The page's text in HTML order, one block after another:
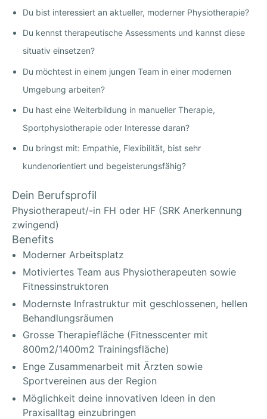
Du bist interessiert an aktueller, moderner Physiotherapie?
Du kennst therapeutische Assessments und kannst diese
situativ einsetzen?
Du möchtest in einem jungen Team in einer modernen
Umgebung arbeiten?
Du hast eine Weiterbildung in manueller Therapie,
Sportphysiotherapie oder Interesse daran?
Du bringst mit: Empathie, Flexibilität, bist sehr
kundenorientiert und begeisterungsfähig?
Dein Berufsprofil
Physiotherapeut/-in FH oder HF (SRK Anerkennung
zwingend)
Benefits
Moderner Arbeitsplatz
Motiviertes Team aus Physiotherapeuten sowie
Fitnessinstruktoren
Modernste Infrastruktur mit geschlossenen, hellen
Behandlungsräumen
Grosse Therapiefläche (Fitnesscenter mit
800m2/1400m2 Trainingsfläche)
Enge Zusammenarbeit mit Ärzten sowie
Sportvereinen aus der Region
Möglichkeit deine innovativen Ideen in den
Praxisalltag einzubringen